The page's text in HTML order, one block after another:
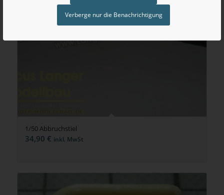
Verberge nur die Benachrichtigung
1/50 Abbruchstiel
34,90 € inkl. MwSt